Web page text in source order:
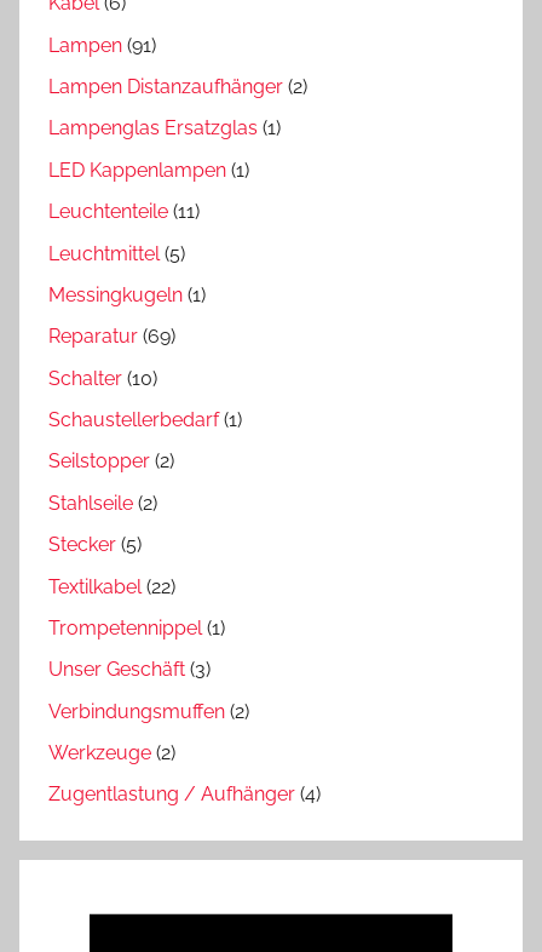
Lampen (91)
Lampen Distanzaufhänger (2)
Lampenglas Ersatzglas (1)
LED Kappenlampen (1)
Leuchtenteile (11)
Leuchtmittel (5)
Messingkugeln (1)
Reparatur (69)
Schalter (10)
Schaustellerbedarf(1)
Seilstopper (2)
Stahlseile (2)
Stecker (5)
Textilkabel (22)
Trompetennippel(1)
Unser Geschäft (3)
Verbindungsmuffen (2)
Werkzeuge (2)
Zugentlastung / Aufhänger (4)